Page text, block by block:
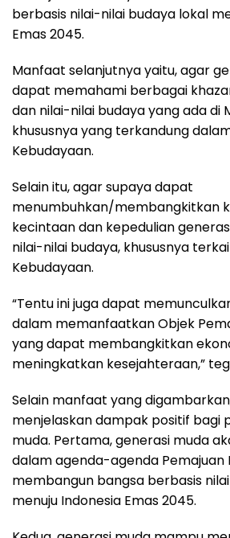
berbasis nilai-nilai budaya lokal
Emas 2045.
Manfaat selanjutnya yaitu, agar
dapat memahami berbagai
dan nilai-nilai budaya yang ada di
khususnya yang terkandung
Kebudayaan.
Selain itu, agar supaya dapat
menumbuhkan/membangkitkan
kecintaan dan kepedulian
nilai-nilai budaya, khususnya
Kebudayaan.
“Tentu ini juga dapat
dalam memanfaatkan Objek
yang dapat membangkitkan
meningkatkan kesejahteraan,”
Selain manfaat yang
menjelaskan dampak positif bagi
muda. Pertama, generasi muda
dalam agenda-agenda Pemajuan
membangun bangsa berbasis
menuju Indonesia Emas 2045.